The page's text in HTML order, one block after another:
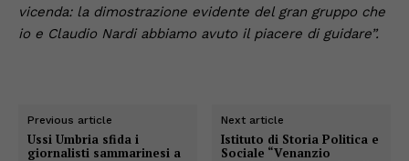
vicenda: la dimostrazione evidente del gran gruppo che
io e Claudio Nardi abbiamo avuto il piacere di guidare”.
Previous article
Ussi Umbria sfida i
giornalisti sammarinesi a
Next article
Istituto di Storia Politica e
Sociale “Venanzio